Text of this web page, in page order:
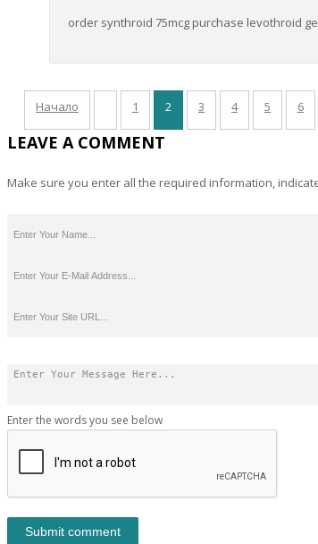
order synthroid 75mcg purchase levothroid
Начало 1 2 3 4 5 6
LEAVE A COMMENT
Make sure you enter all the required information,
Enter the words you see below